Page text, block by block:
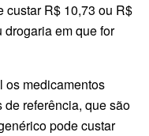
custar R$ 10,73 ou R$
em que for
os medicamentos
referência, que são
pode custar